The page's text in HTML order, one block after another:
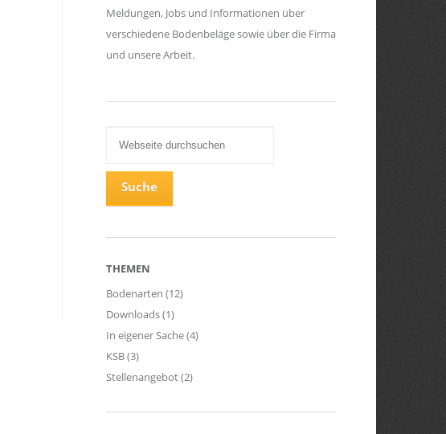
Meldungen, Jobs und Informationen über
verschiedene Bodenbeläge sowie über die Firma
und unsere Arbeit.
THEMEN
Bodenarten (12)
Downloads(1)
In eigener Sache(4)
KSB(3)
Stellenangebot(2)